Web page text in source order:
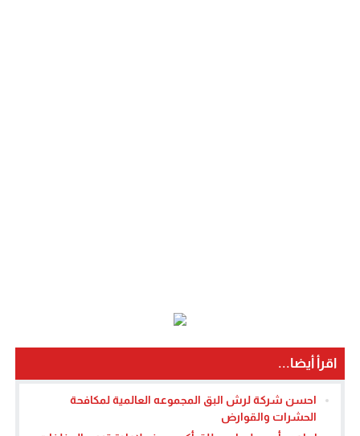
اقرأ أيضا...
احسن شركة لرش البق المجموعه العالمية لمكافحة
الحشرات والقوارض